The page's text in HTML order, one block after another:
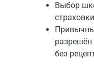
Выбор
страховки
разрешён
без